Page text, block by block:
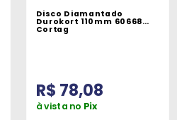
Disco Diamantado
Durokort 110mm 60668
Cortag
R$ 78,08
à vista no Pix